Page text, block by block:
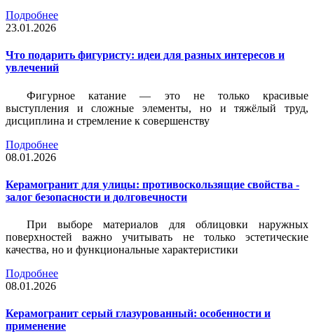
Подробнее
23.01.2026
Что подарить фигуристу: идеи для разных интересов и
увлечений
Фигурное катание — это не только красивые
выступления и сложные элементы, но и тяжёлый труд,
дисциплина и стремление к совершенству
Подробнее
08.01.2026
Керамогранит для улицы: противоскользящие свойства -
залог безопасности и долговечности
При выборе материалов для облицовки наружных
поверхностей важно учитывать не только эстетические
качества, но и функциональные характеристики
Подробнее
08.01.2026
Керамогранит серый глазурованный: особенности и
применение